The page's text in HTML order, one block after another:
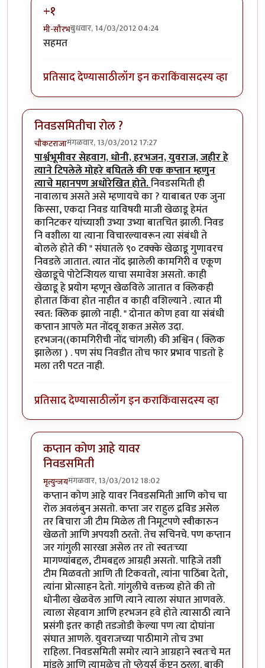
+१
मी-सौरभबुधवार, 14/03/2012 04:24
In reply to
सहमत
प्रतिसाद देण्यासाठीलॉग इन कराकिंवासदस्य व्हा
निवडसमितीचा रोल ?
चौकटराजामंगळवार, 13/03/2012 17:27
पार्श्वभूमीवर सेहवाग, धोनी, हरभजन, युवराज, जहीर हे
त्याने टिपलेले मोहरे बघितले की एक कप्तान म्हणुन
त्याचे महानपण अधोरेखित होते.निवडसमिती ही
नावालाच असते असे म्हणायचे का ? याबाबत एक जुना
किस्सा, एकदा निवड याविषयी माजी खेळाडू हेमंत
कानिटकर यांच्याशी उभ्या उभ्या बातचित झाली. निवड
नि वशीला या त्याना विचारल्यावरून त्या संबंधी ते
बोलले होते की " संघातले ९० टक्क्के खेळाडू गुणावरच
निवडले जातात. त्यात नोंद झालेली कामगिरी व एकूण
खेळाडूचे पोटेन्शियल याचा समावेश असतो. काही
खेळाडू हे प्रयोग म्हणून खेळविले जातात व क्लिकही
होतात किंवा होत नाहीत व काही वशिल्याने . त्यात मी
स्वत: क्लिक झालो नाही. " दोनात कोण हवा या संबंधी
कप्तान आपले मत नोंदवू शकत असेल उदा.
हरभजन((कामगिरीची नोंद चांगली) की अश्विन ( क्लिक
झालेला ) . पण संघ निवडीत तोच फार प्रभाव पाडतो हे
मला तरी पटत नाही.
प्रतिसाद देण्यासाठीलॉग इन कराकिंवासदस्य व्हा
कप्तान कोण आहे यावर
निवडसमिती
मृत्युन्जयमंगळवार, 13/03/2012 18:02
In reply toनिवडसमितीचा रोल ?byचौकटराजा
कप्तान कोण आहे यावर निवडसमिती आणि कोच चा
रोल अवलंबुन असतो. कप्ता जर राहुल द्रविड असेल
तर बिचारा जी टीम मिळेल ती निमूटपणे स्वीकारुन
खेळतो आणि अपयशी ठरतो. तेच सचिनचे. पण कप्तान
जर गांगुली सारखा असेल तर तो स्वतःच्या
मागण्यांबद्दल, टीमबद्दल आग्रही असतो. पाहिजे तशी
टीम मिळवतो आणि ती टिकवतो, त्यांना पाठिंबा देतो,
त्यांना प्रोत्साहन देतो. गांगुलीचे वक्तव्य होते की तो
धोनीला खेळवेल आणि त्याने त्याला संघात आणवले.
त्याला सेहवाग आणि हरभजन हवे होते त्यासाठी त्याने
प्रसंगी इतर काही तडजोडी केल्या पण त्या दोघांना
संघात आणले. युवराजच्या पाठीमागे तोच उभा
राहिला. निवडसमिती समोर त्याने आग्रहाने स्वतःचे मत